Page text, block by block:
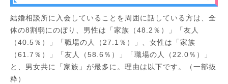
結婚相談所に入会していることを周囲に話している方は、全
体の8割弱にのぼり、男性は「家族（48.2％）」「友人
（40.5％）」「職場の人（27.1％）」、女性は「家族
（61.7％）」「友人（58.6％）」「職場の人（22.0％）」
と、男女共に「家族」が最多に。理由は以下です。（一部抜
粋）